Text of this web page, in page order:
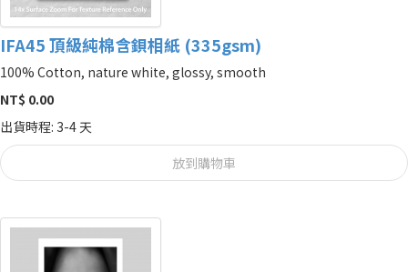
IFA45 頂級純棉含鋇相紙 (335gsm)
100% Cotton, nature white, glossy, smooth
NT$ 0.00
出貨時程: 3-4 天
放到購物車